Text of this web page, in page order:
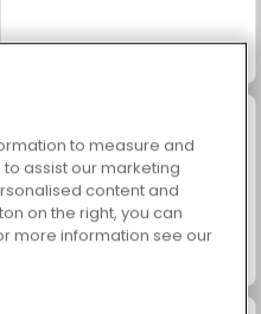
to measure and
assist our marketing
content and
on the right, you can
more information see our